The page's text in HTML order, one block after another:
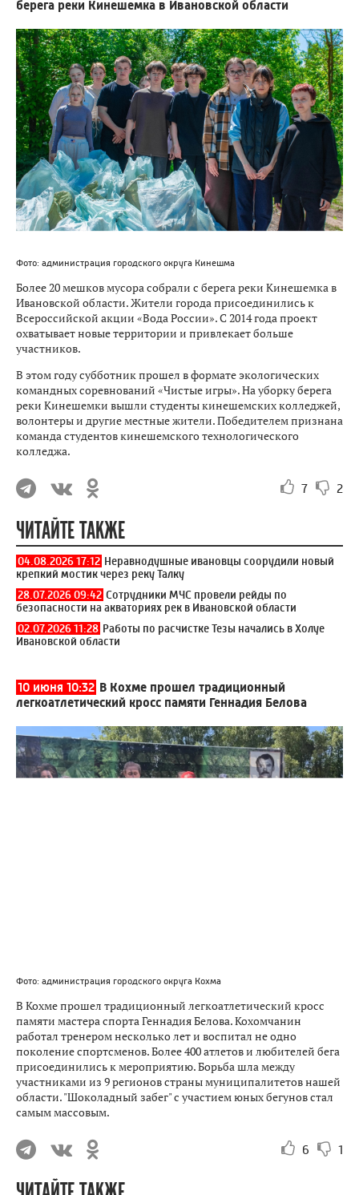
берега реки Кинешемка в Ивановской области
Фото: администрация городского округа Кинешма
Более 20 мешков мусора собрали с берега реки Кинешемка в
Ивановской области. Жители города присоединились к
Всероссийской акции «Вода России». С 2014 года проект
охватывает новые территории и привлекает больше
участников.
В этом году субботник прошел в формате экологических
командных соревнований «Чистые игры». На уборку берега
реки Кинешемки вышли студенты кинешемских колледжей,
волонтеры и другие местные жители. Победителем признана
команда студентов кинешемского технологического
колледжа.
7 2
ЧИТАЙТЕ ТАКЖЕ
04.08.2026 17:12 Неравнодушные ивановцы соорудили новый
крепкий мостик через реку Талку
28.07.2026 09:42 Сотрудники МЧС провели рейды по
безопасности на акваториях рек в Ивановской области
02.07.2026 11:28 Работы по расчистке Тезы начались в Холуе
Ивановской области
10 июня 10:32 В Кохме прошел традиционный
легкоатлетический кросс памяти Геннадия Белова
Фото: администрация городского округа Кохма
В Кохме прошел традиционный легкоатлетический кросс
памяти мастера спорта Геннадия Белова. Кохомчанин
работал тренером несколько лет и воспитал не одно
поколение спортсменов. Более 400 атлетов и любителей бега
присоединились к мероприятию. Борьба шла между
участниками из 9 регионов страны муниципалитетов нашей
области. "Шоколадный забег" с участием юных бегунов стал
самым массовым.
6 1